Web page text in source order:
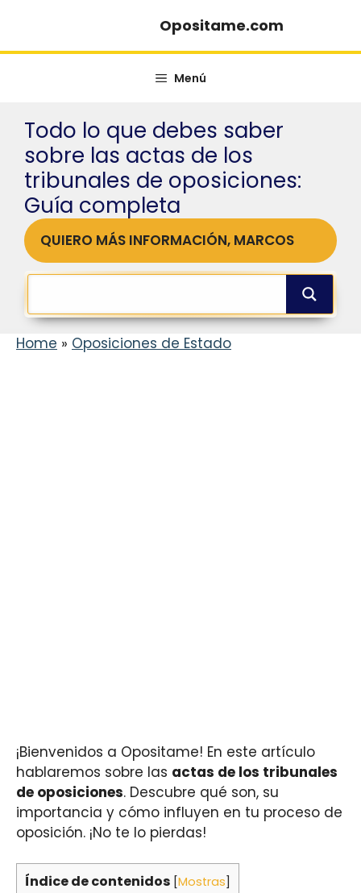
contenido
Opositame.com
Menú
Todo lo que debes saber
sobre las actas de los
tribunales de oposiciones:
Guía completa
QUIERO MÁS INFORMACIÓN, MARCOS
Home » Oposiciones de Estado
¡Bienvenidos a Opositame! En este artículo
hablaremos sobre las actas de los tribunales
de oposiciones. Descubre qué son, su
importancia y cómo influyen en tu proceso de
oposición. ¡No te lo pierdas!
Índice de contenidos [Mostras]